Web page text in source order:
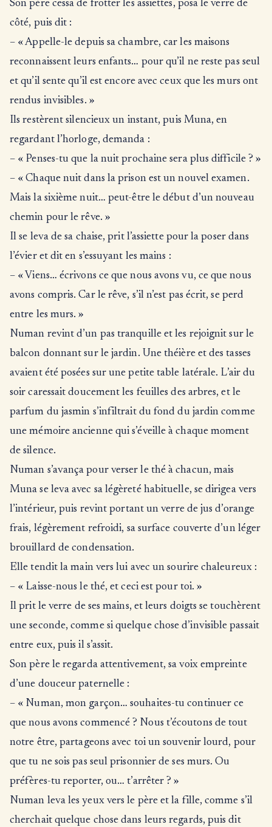
Son père cessa de frotter les assiettes, posa le verre de
côté, puis dit :
– « Appelle-le depuis sa chambre, car les maisons
reconnaissent leurs enfants… pour qu’il ne reste pas seul
et qu’il sente qu’il est encore avec ceux que les murs ont
rendus invisibles. »
Ils restèrent silencieux un instant, puis Muna, en
regardant l’horloge, demanda :
– « Penses-tu que la nuit prochaine sera plus difficile ? »
– « Chaque nuit dans la prison est un nouvel examen.
Mais la sixième nuit… peut-être le début d’un nouveau
chemin pour le rêve. »
Il se leva de sa chaise, prit l’assiette pour la poser dans
l’évier et dit en s’essuyant les mains :
– « Viens… écrivons ce que nous avons vu, ce que nous
avons compris. Car le rêve, s’il n’est pas écrit, se perd
entre les murs. »
Numan revint d’un pas tranquille et les rejoignit sur le
balcon donnant sur le jardin. Une théière et des tasses
avaient été posées sur une petite table latérale. L’air du
soir caressait doucement les feuilles des arbres, et le
parfum du jasmin s’infiltrait du fond du jardin comme
une mémoire ancienne qui s’éveille à chaque moment
de silence.
Numan s’avança pour verser le thé à chacun, mais
Muna se leva avec sa légèreté habituelle, se dirigea vers
l’intérieur, puis revint portant un verre de jus d’orange
frais, légèrement refroidi, sa surface couverte d’un léger
brouillard de condensation.
Elle tendit la main vers lui avec un sourire chaleureux :
– « Laisse-nous le thé, et ceci est pour toi. »
Il prit le verre de ses mains, et leurs doigts se touchèrent
une seconde, comme si quelque chose d’invisible passait
entre eux, puis il s’assit.
Son père le regarda attentivement, sa voix empreinte
d’une douceur paternelle :
– « Numan, mon garçon… souhaites-tu continuer ce
que nous avons commencé ? Nous t’écoutons de tout
notre être, partageons avec toi un souvenir lourd, pour
que tu ne sois pas seul prisonnier de ses murs. Ou
préfères-tu reporter, ou… t’arrêter ? »
Numan leva les yeux vers le père et la fille, comme s’il
cherchait quelque chose dans leurs regards, puis dit